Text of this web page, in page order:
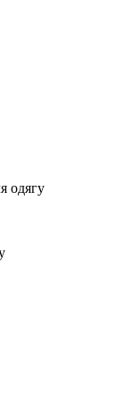
одягу